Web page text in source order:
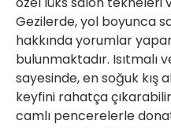
Gezilerde, yol boyunca
hakkında yorumlar
bulunmaktadır. Isıtmalı
sayesinde, en soğuk kış
keyfini rahatça
camlı pencerelerle